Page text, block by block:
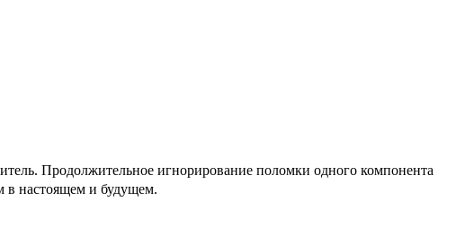
Продолжительное игнорирование поломки одного компонента
в настоящем и будущем.